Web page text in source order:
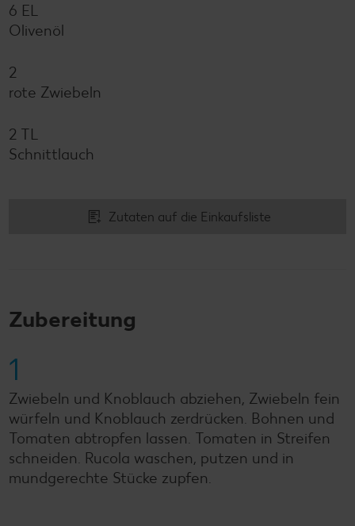
6 EL
Olivenöl
2
rote Zwiebeln
2 TL
Schnittlauch
Zutaten auf die Einkaufsliste
Zubereitung
1
Zwiebeln und Knoblauch abziehen, Zwiebeln fein
würfeln und Knoblauch zerdrücken. Bohnen und
Tomaten abtropfen lassen. Tomaten in Streifen
schneiden. Rucola waschen, putzen und in
mundgerechte Stücke zupfen.